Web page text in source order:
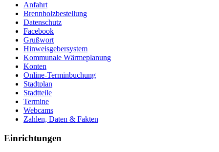
Anfahrt
Brennholzbestellung
Datenschutz
Facebook
Grußwort
Hinweisgebersystem
Kommunale Wärmeplanung
Konten
Online-Terminbuchung
Stadtplan
Stadtteile
Termine
Webcams
Zahlen, Daten & Fakten
Einrichtungen